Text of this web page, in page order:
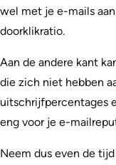
wel met je e-mails
doorklikratio.
Aan de andere kant
die zich niet hebben
uitschrijfpercentages
eng voor je e-
Neem dus even de